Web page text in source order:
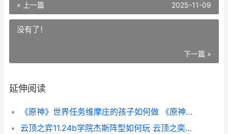
« 上一篇 2025-11-09
没有了！
下一篇 »
延伸阅读
《原神》世界任务维摩庄的孩子如何做 《原神》世界任务攻略
云顶之弈11.24b学院杰斯阵型如何玩 云顶之奕最新教学